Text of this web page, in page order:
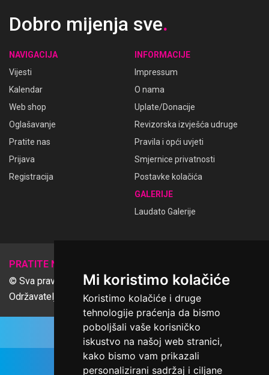
Mi koristimo kolačiće
Koristimo kolačiće i druge
tehnologije praćenja da bismo
poboljšali vaše korisničko
iskustvo na našoj web stranici,
kako bismo vam prikazali
personalizirani sadržaj i ciljane
Dobro mijenja sve.
NAVIGACIJA
Vijesti
Kalendar
Web shop
Oglašavanje
Pratite nas
Prijava
Registracija
INFORMACIJE
Impressum
O nama
Uplate/Donacije
Revizorska izvješća udruge
Pravila i opći uvjeti
Smjernice privatnosti
Postavke kolačića
GALERIJE
Laudato Galerije
PRATITE NAS
© Sva prava pridržana Udruga Ime dobrote
Održavatelj Netcom d.o.o., Riva 6, Rijeka